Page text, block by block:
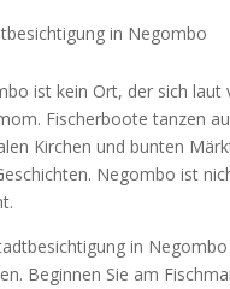
in Negombo
ist kein Ort, der sich laut
Fischerboote tanzen
Kirchen und bunten
Negombo ist
in
Beginnen Sie am